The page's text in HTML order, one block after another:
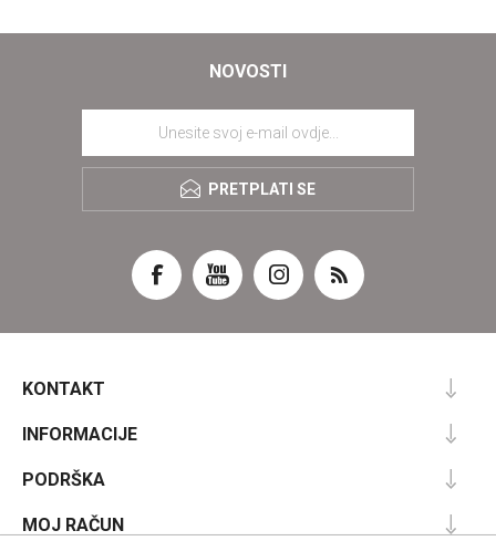
NOVOSTI
PRETPLATI SE
KONTAKT
INFORMACIJE
PODRŠKA
MOJ RAČUN